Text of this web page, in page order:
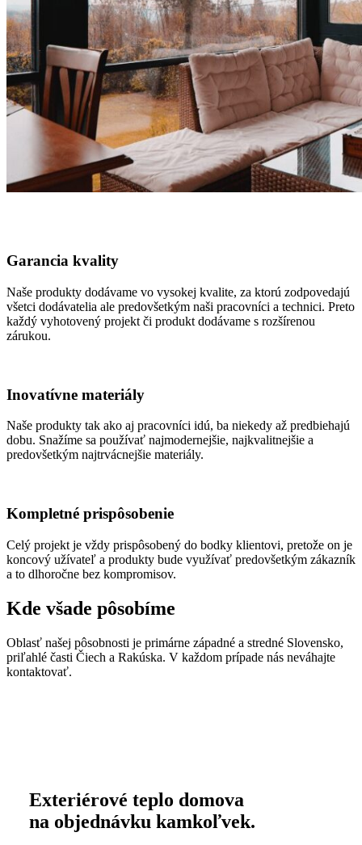
Garancia kvality
Naše produkty dodávame vo vysokej kvalite, za ktorú zodpovedajú
všetci dodávatelia ale predovšetkým naši pracovníci a technici. Preto
každý vyhotovený projekt či produkt dodávame s rozšírenou
zárukou.
Inovatívne materiály
Naše produkty tak ako aj pracovníci idú, ba niekedy až predbiehajú
dobu. Snažíme sa používať najmodernejšie, najkvalitnejšie a
predovšetkým najtrvácnejšie materiály.
Kompletné prispôsobenie
Celý projekt je vždy prispôsobený do bodky klientovi, pretože on je
koncový užívateľ a produkty bude využívať predovšetkým zákazník
a to dlhoročne bez kompromisov.
Kde všade pôsobíme
Oblasť našej pôsobnosti je primárne západné a stredné Slovensko,
priľahlé časti Čiech a Rakúska. V každom prípade nás neváhajte
kontaktovať.
Exteriérové teplo domova
na objednávku kamkoľvek.